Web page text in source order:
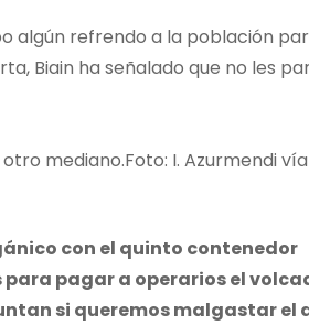
algún refrendo a la población
Biain ha señalado que no les
Foto: I. Azurmendi vía
con el quinto contenedor
pagar a operarios el
si queremos malgastar el